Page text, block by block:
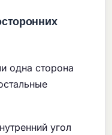
одна сторона
угол